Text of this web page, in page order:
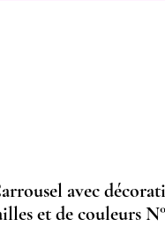
avec
et de couleurs